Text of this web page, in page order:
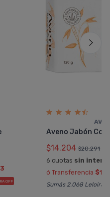
OFF
Aveno Jabón
$14.204 $20.291
6 cuotas sin
ó Transferencia
Sumás 2.068 Leloir$